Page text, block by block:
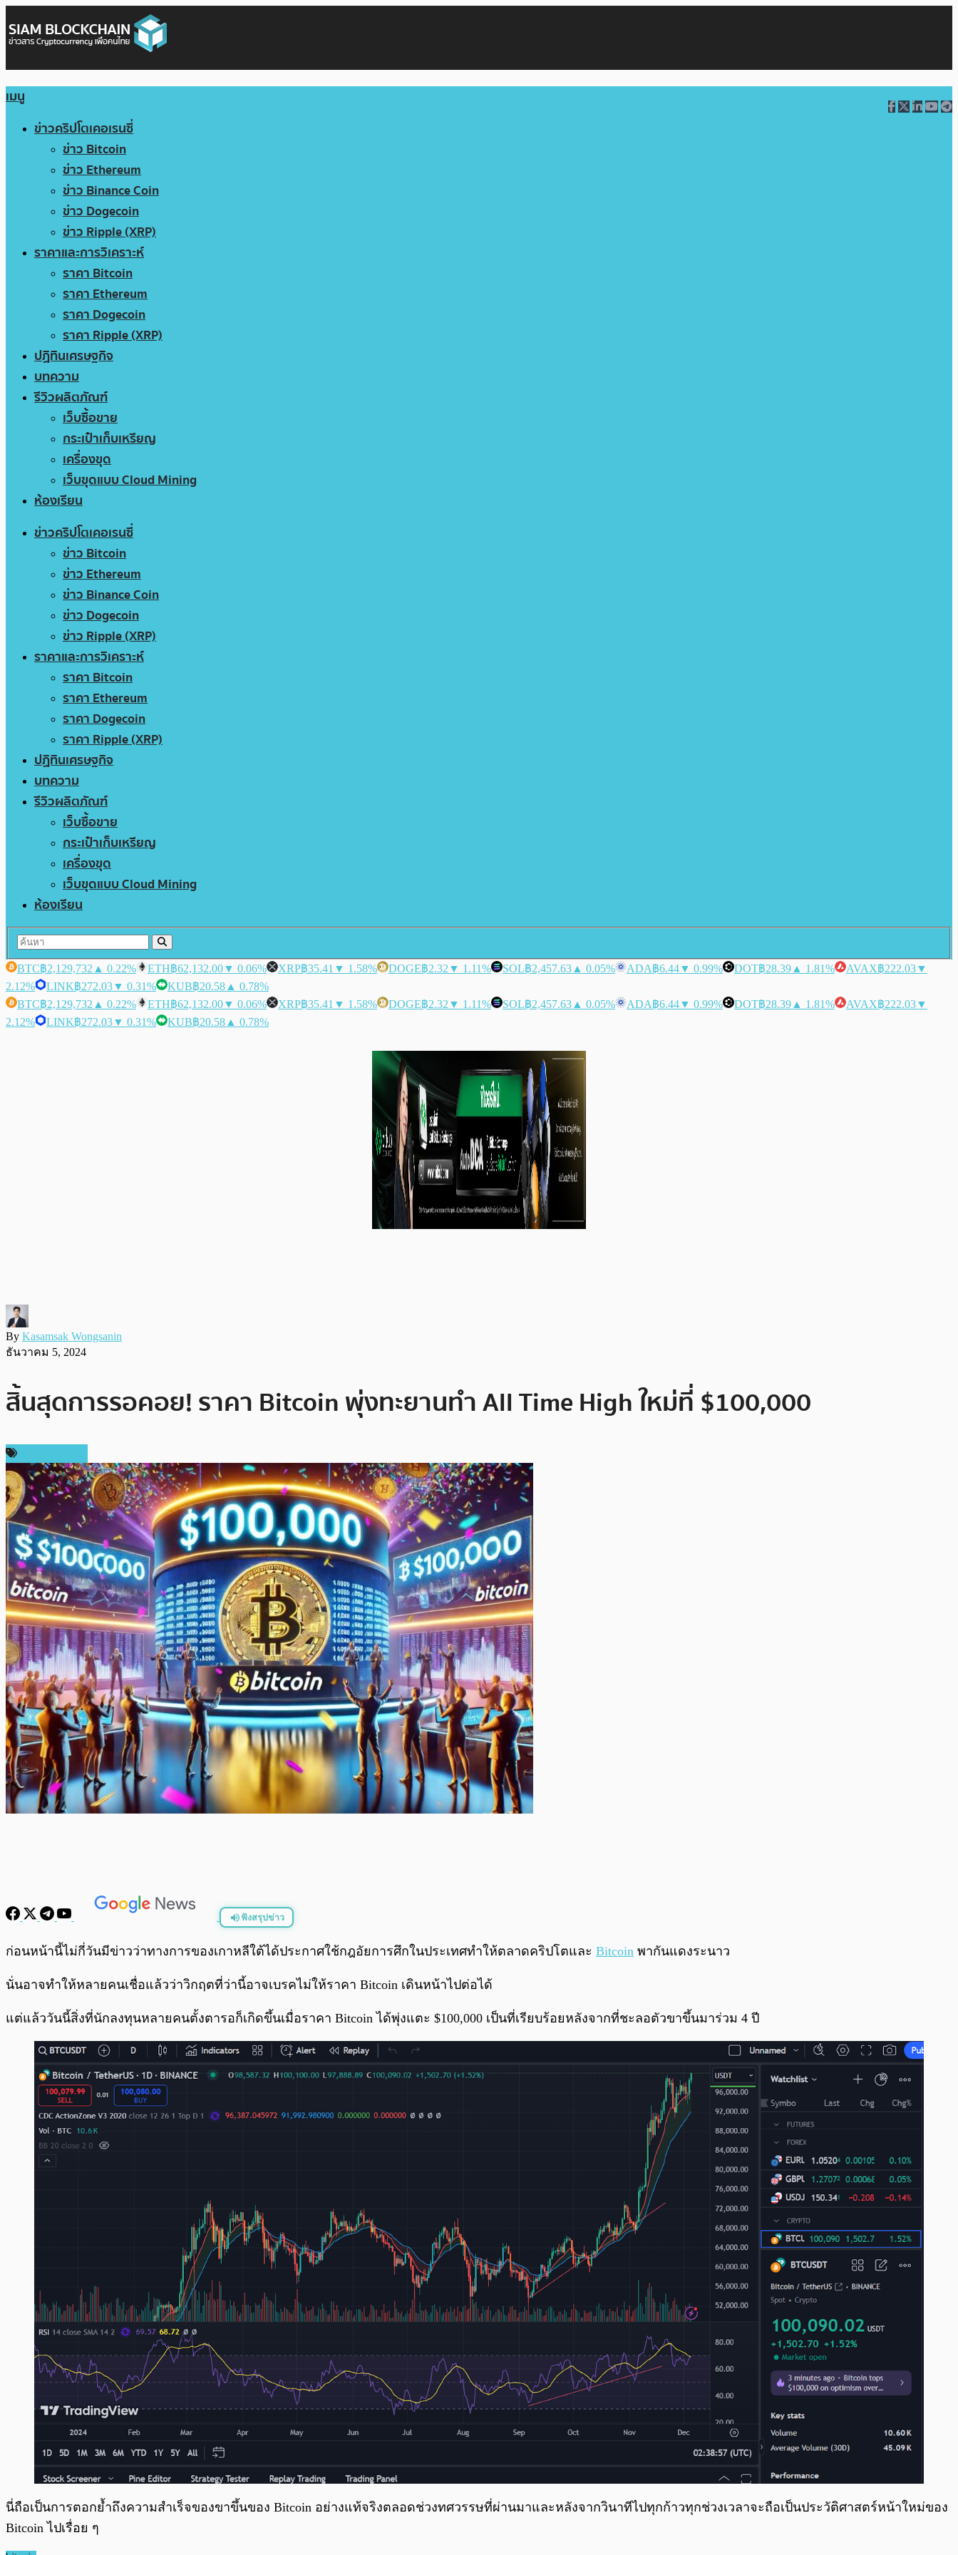
เมนู
ข่าวคริปโตเคอเรนซี่
ข่าว Bitcoin
ข่าว Ethereum
ข่าว Binance Coin
ข่าว Dogecoin
ข่าว Ripple (XRP)
ราคาและการวิเคราะห์
ราคา Bitcoin
ราคา Ethereum
ราคา Dogecoin
ราคา Ripple (XRP)
ปฏิทินเศรษฐกิจ
บทความ
รีวิวผลิตภัณฑ์
เว็บซื้อขาย
กระเป๋าเก็บเหรียญ
เครื่องขุด
เว็บขุดแบบ Cloud Mining
ห้องเรียน
ข่าวคริปโตเคอเรนซี่
ข่าว Bitcoin
ข่าว Ethereum
ข่าว Binance Coin
ข่าว Dogecoin
ข่าว Ripple (XRP)
ราคาและการวิเคราะห์
ราคา Bitcoin
ราคา Ethereum
ราคา Dogecoin
ราคา Ripple (XRP)
ปฏิทินเศรษฐกิจ
บทความ
รีวิวผลิตภัณฑ์
เว็บซื้อขาย
กระเป๋าเก็บเหรียญ
เครื่องขุด
เว็บขุดแบบ Cloud Mining
ห้องเรียน
BTC฿2,129,732 ▲ 0.22% ETH฿62,132.00▼ 0.06% XRP฿35.41 ▼ 1.58% DOGE฿2.32 ▼ 1.11% SOL฿2,457.63 ▲ 0.05% ADA฿6.44▼ 0.99% DOT฿28.39 ▲ 1.81% AVAX฿222.03▼
2.12%
LINK฿272.03▼ 0.31% KUB฿20.58 ▲ 0.78%
BTC฿2,129,732 ▲ 0.22% ETH฿62,132.00▼ 0.06% XRP฿35.41 ▼ 1.58% DOGE฿2.32 ▼ 1.11% SOL฿2,457.63 ▲ 0.05% ADA฿6.44▼ 0.99% DOT฿28.39 ▲ 1.81% AVAX฿222.03▼
2.12%
LINK฿272.03▼ 0.31% KUB฿20.58 ▲ 0.78%
By Kasamsak Wongsanin
ธันวาคม 5, 2024
สิ้นสุดการรอคอย! ราคา Bitcoin พุ่งทะยานทำ All Time High ใหม่ที่ $100,000
ฟังสรุปข่าว
พร้อมเล่น
ก่อนหน้านี้ไม่กี่วันมีข่าวว่าทางการของเกาหลีใต้ได้ประกาศใช้กฎอัยการศึกในประเทศทำให้ตลาดคริปโตและ Bitcoin พากันแดงระนาว
นั่นอาจทำให้หลายคนเชื่อแล้วว่าวิกฤตที่ว่านี้อาจเบรคไม่ให้ราคา Bitcoin เดินหน้าไปต่อได้
แต่แล้ววันนี้สิ่งที่นักลงทุนหลายคนตั้งตารอก็เกิดขึ้นเมื่อราคา Bitcoin ได้พุ่งแตะ $100,000 เป็นที่เรียบร้อยหลังจากที่ชะลอตัวขาขึ้นมาร่วม 4 ปี
นี่ถือเป็นการตอกย้ำถึงความสำเร็จของขาขึ้นของ Bitcoin อย่างแท้จริงตลอดช่วงทศวรรษที่ผ่านมาและหลังจากวินาทีไปทุกก้าวทุกช่วงเวลาจะถือเป็นประวัติศาสตร์หน้าใหม่ของ
Bitcoin ไปเรื่อย ๆ